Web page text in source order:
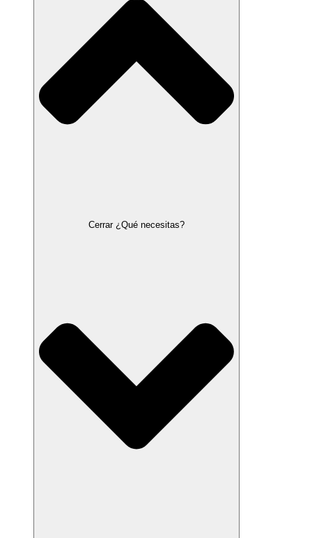
Cerrar ¿Qué necesitas?